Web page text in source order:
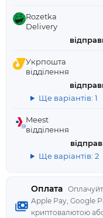
Оплата
Apple Pay, Google
криптовалютою
Rozetka
Delivery
Укрпошта
відділення
Ще варіантів: 1
Meest
відділення
Ще варіантів: 2